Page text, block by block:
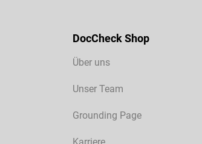
DocCheck Shop
Über uns
Unser Team
Grounding Page